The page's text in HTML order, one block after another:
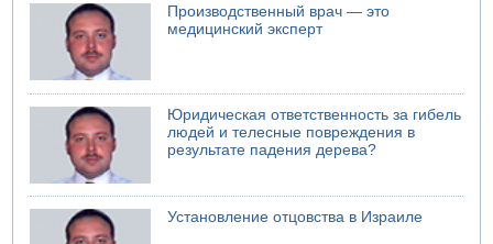
07.08.2026 08:29
Стрельба в школе Таиланда
07.08.2026 06:47
Недалеко от Бейт-Шемеша погиб велосипедист
07.08.2026 06:24
Саудовская Аравия сообщает о нападении хуситов
Производственный врач — это
медицинский эксперт
Юридическая ответственность за гибель
людей и телесные повреждения в
результате падения дерева?
Установление отцовства в Израиле